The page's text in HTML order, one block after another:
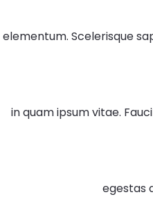
elementum. Scelerisque
in quam ipsum vitae.
egestas